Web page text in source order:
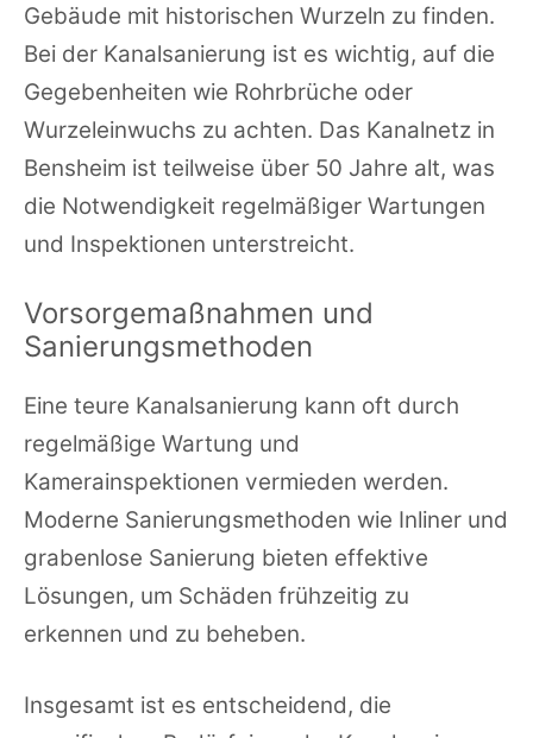
Gebäude mit historischen Wurzeln zu finden.
Bei der Kanalsanierung ist es wichtig, auf die
Gegebenheiten wie Rohrbrüche oder
Wurzeleinwuchs zu achten. Das Kanalnetz in
Bensheim ist teilweise über 50 Jahre alt, was
die Notwendigkeit regelmäßiger Wartungen
und Inspektionen unterstreicht.
Vorsorgemaßnahmen und
Sanierungsmethoden
Eine teure Kanalsanierung kann oft durch
regelmäßige Wartung und
Kamerainspektionen vermieden werden.
Moderne Sanierungsmethoden wie Inliner und
grabenlose Sanierung bieten effektive
Lösungen, um Schäden frühzeitig zu
erkennen und zu beheben.
Insgesamt ist es entscheidend, die